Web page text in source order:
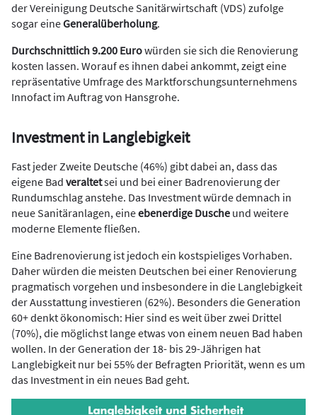
der Vereinigung Deutsche Sanitärwirtschaft (VDS) zufolge
sogar eineGeneralüberholung.
Durchschnittlich 9.200 Eurowürden sie sich die Renovierung
kosten lassen. Worauf es ihnen dabei ankommt, zeigt eine
repräsentative Umfrage des Marktforschungsunternehmens
Innofact im Auftrag von Hansgrohe.
Investment in Langlebigkeit
Fast jeder Zweite Deutsche (46%) gibt dabei an, dass das
eigene Bad veraltetsei und bei einer Badrenovierung der
Rundumschlag anstehe. Das Investment würde demnach in
neue Sanitäranlagen, eineebenerdige Dusche und weitere
moderne Elemente fließen.
Eine Badrenovierung ist jedoch ein kostspieliges Vorhaben.
Daher würden die meisten Deutschen bei einer Renovierung
pragmatisch vorgehen und insbesondere in die Langlebigkeit
der Ausstattung investieren (62%). Besonders die Generation
60+ denkt ökonomisch: Hier sind es weit über zwei Drittel
(70%), die möglichst lange etwas von einem neuen Bad haben
wollen. In der Generation der 18- bis 29-Jährigen hat
Langlebigkeit nur bei 55% der Befragten Priorität, wenn es um
das Investment in ein neues Bad geht.